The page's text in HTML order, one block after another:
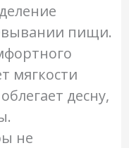
пищи.
мягкости
десну,
не